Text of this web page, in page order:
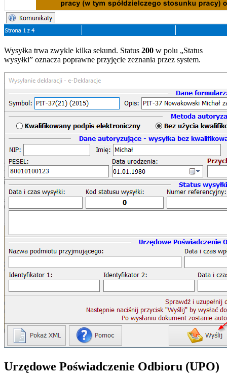
Wysyłka trwa zwykle kilka sekund. Status 200 w polu „Status
wysyłki” oznacza poprawne przyjęcie zeznania przez system.
Urzędowe Poświadczenie Odbioru (UPO)